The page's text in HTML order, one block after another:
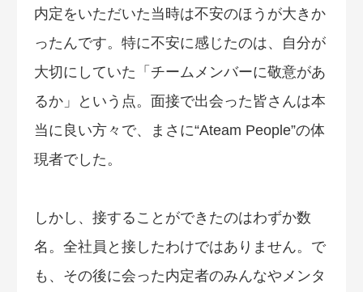
内定をいただいた当時は不安のほうが大きか
ったんです。特に不安に感じたのは、自分が
大切にしていた「チームメンバーに敬意があ
るか」という点。面接で出会った皆さんは本
当に良い方々で、まさに“Ateam People”の体
現者でした。
しかし、接することができたのはわずか数
名。全社員と接したわけではありません。で
も、その後に会った内定者のみんなやメンタ